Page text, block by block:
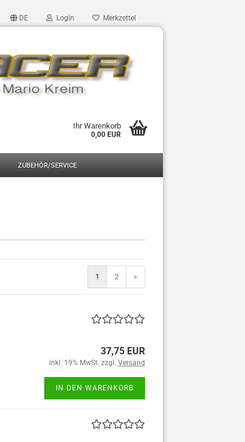
DE Login Merkzettel
Ihr Warenkorb
0,00 EUR
ZUBEHÖR/SERVICE
1 2 »
37,75 EUR
inkl. 19% MwSt. zzgl. Versand
IN DEN WARENKORB